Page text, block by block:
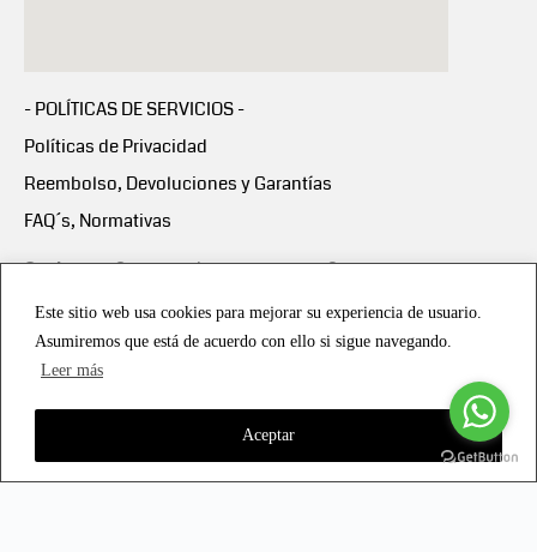
Este sitio web usa cookies para mejorar su experiencia de usuario.
Asumiremos que está de acuerdo con ello si sigue navegando.
Leer más
Aceptar
- POLÍTICAS DE SERVICIOS -
Políticas de Privacidad
Reembolso, Devoluciones y Garantías
FAQ´s, Normativas
Scalapay:Compra ahora y paga en 3 cuotas
Scalapay Política Privacidad
Copyright © 2021 all rights reserved - Vialmotor